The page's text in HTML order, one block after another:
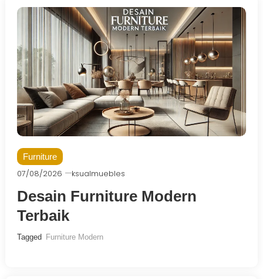
Furniture
07/08/2026 ksualmuebles
Desain Furniture Modern
Terbaik
Tagged Furniture Modern